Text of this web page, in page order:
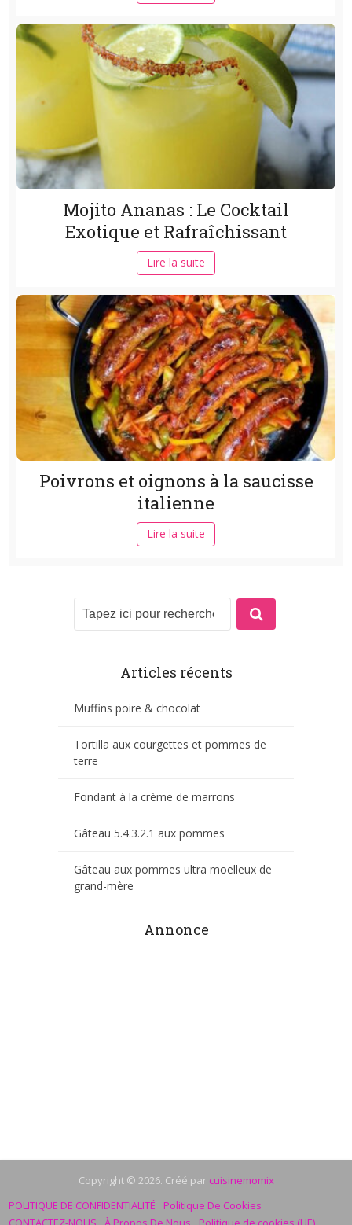
Mojito Ananas : Le Cocktail
Exotique et Rafraîchissant
Lire la suite
Poivrons et oignons à la saucisse
italienne
Lire la suite
Articles récents
Muffins poire & chocolat
Tortilla aux courgettes et pommes de
terre
Fondant à la crème de marrons
Gâteau 5.4.3.2.1 aux pommes
Gâteau aux pommes ultra moelleux de
grand-mère
Annonce
Copyright © 2026. Créé par cuisinemomix
POLITIQUE DE CONFIDENTIALITÉ
Politique De Cookies